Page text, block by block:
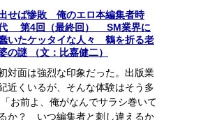
せば惨敗 俺のエロ本編集者時
第4回（最終回） SM業界に
いたケッタイな人々 鶴を折る老
の謎 （文：比嘉健二）
対面は強烈な印象だった。出版業
近くいるが、そんな体験はそう多
お前よ、俺がなんでサラシ巻いて
か？ いつ編集者と刺し違えるか